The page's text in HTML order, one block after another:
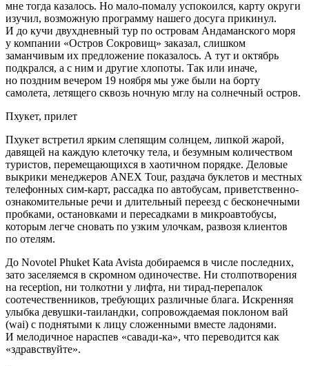
мне тогда казалось. Но мало-помалу успокоился, карту округи
изучил, возможную программу нашего досуга прикинул.
И до кучи двухдневный тур по островам Андаманского моря
у компании «Остров Сокровищ» заказал, слишком
заманчивым их предложение показалось. А тут и октябрь
подкрался, а с ним и другие хлопоты. Так или иначе,
но поздним вечером 19 ноября мы уже были на борту
самолета, летящего сквозь ночную мглу на солнечный остров.
Пхукет, прилет
Пхукет встретил ярким слепящим солнцем, липкой жарой,
давящей на каждую клеточку тела, и безумным количеством
туристов, перемещающихся в хаотичном порядке. Деловые
выкрики менеджеров ANEX Tour, раздача буклетов и местных
телефонных сим-карт, рассадка по автобусам, приветственно-
ознакомительные речи и длительный переезд с бесконечными
пробками, остановками и пересадками в микроавтобусы,
которым легче сновать по узким улочкам, развозя клиентов
по отелям.
До Novotel Phuket Kata Avista добираемся в числе последних,
зато заселяемся в скромном одиночестве. Ни столпотворения
на reception, ни толкотни у лифта, ни тирад-перепалок
соотечественников, требующих различные блага. Искренняя
улыбка девушки-таиландки, сопровождаемая поклоном вай
(wai) с поднятыми к лицу сложенными вместе ладонями.
И мелодичное нараспев «савади-ка», что переводится как
«здравствуйте».